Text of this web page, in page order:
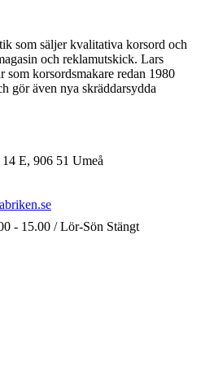
som säljer kvalitativa korsord och
och reklamutskick. Lars
som korsordsmakare redan 1980
gör även nya skräddarsydda
E, 906 51 Umeå
- 15.00 / Lör-Sön Stängt